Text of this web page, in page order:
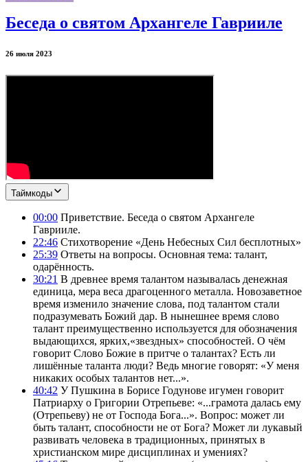
Беседа о святом Архангеле Гаврииле
26 июля 2023
Таймкоды
00:00 Приветствие. Беседа о святом Архангеле
Гаврииле.
22:46 Стихотворение «День Небесных Сил бесплотных»
25:39 Ответы на вопросы. Основная тема: талант,
одарённость.
30:21 В древнее время талантом называлась денежная
единица, мера веса драгоценного металла. Новозаветное
время изменило значение слова, под талантом стали
подразумевать Божий дар. В нынешнее время слово
талант преимущественно используется для обозначения
выдающихся, ярких,«звездных» способностей. О чём
говорит Слово Божие в притче о талантах? Есть ли
лишённые таланта люди? Ведь многие говорят: «У меня
никаких особых талантов нет...».
40:42 У Пушкина в Борисе Годунове игумен говорит
Патриарху о Григории Отрепьеве: «...грамота далась ему
(Отрепьеву) не от Господа Бога...». Вопрос: может ли
быть талант, способности не от Бога? Может ли лукавый
развивать человека в традиционных, принятых в
христианском мире дисциплинах и умениях?